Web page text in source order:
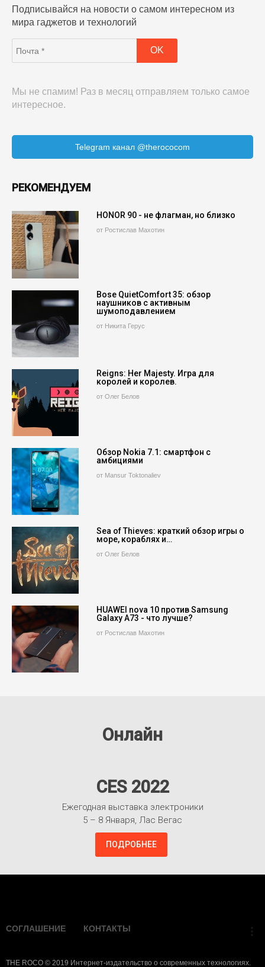
Подписывайся на новости о самом интересном из
мира гаджетов и технологий
Мы не спамим! Раз в месяц отправляем только самое
интересное.
Telegram канал @therococom
РЕКОМЕНДУЕМ
HONOR 90 - не флагман, но близко
от Ростислав Махотин
Bose QuietComfort 35: обзор
наушников с активным
шумоподавлением
от Никита Герус
Reigns: Her Majesty. Игра для
королей и королев.
от Олег Белов
Обзор Nokia 7.1: смартфон с
амбициями
от Mansur Toktonaliev
Sea of Thieves: краткий обзор игры о
море, кораблях и…
от Олег Белов
HUAWEI nova 10 против Samsung
Galaxy A73 - что лучше?
от Ростислав Махотин
Онлайн
CES 2022
Ежегодная выставка электроники
5 – 8 Января, Лас Вегас
ПОДРОБНЕЕ
СОГЛАШЕНИЕ КОНТАКТЫ
THE ROCO © 2019 Интернет-издательство о современных технологиях.